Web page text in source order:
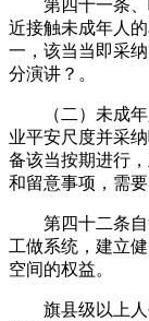
第四十一条、
近接触未成年人
一，该当当即采
分演讲？。
（二）未成年
业平安尺度并采
备该当按期进行
和留意事项，需
第四十二条自
工做系统，建立
空间的权益。
旗县级以上人